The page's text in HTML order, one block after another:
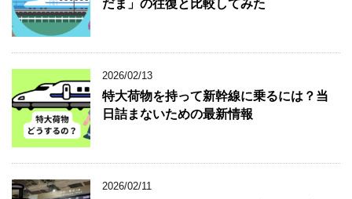
だま」の往復と比較してみた
2026/02/13
特大荷物を持って新幹線に乗るには？当
日詰まないための最新情報
2026/02/11